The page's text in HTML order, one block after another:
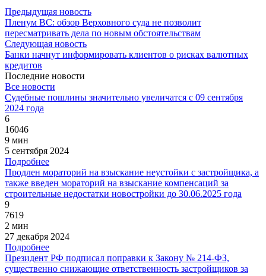
Предыдущая новость
Пленум ВС: обзор Верховного суда не позволит
пересматривать дела по новым обстоятельствам
Следующая новость
Банки начнут информировать клиентов о рисках валютных
кредитов
Последние новости
Все новости
Судебные пошлины значительно увеличатся с 09 сентября
2024 года
6
16046
9 мин
5 сентября 2024
Подробнее
Продлен мораторий на взыскание неустойки с застройщика, а
также введен мораторий на взыскание компенсаций за
строительные недостатки новостройки до 30.06.2025 года
9
7619
2 мин
27 декабря 2024
Подробнее
Президент РФ подписал поправки к Закону № 214-ФЗ,
существенно снижающие ответственность застройщиков за